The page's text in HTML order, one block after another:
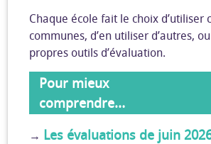
Chaque école fait le choix d’utiliser
communes, d’en utiliser d’autres,
propres outils d’évaluation.
Pour mieux
comprendre…
→ Les évaluations de juin